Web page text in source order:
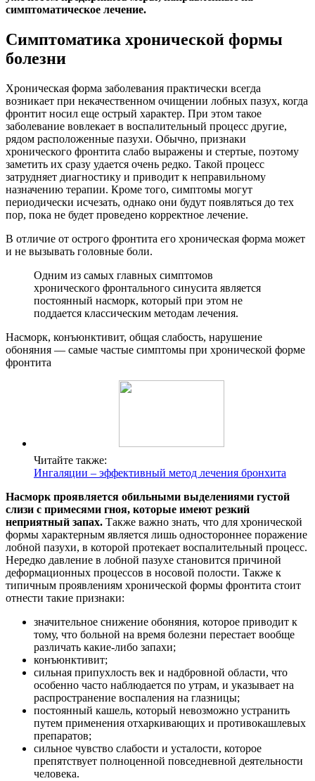
симптоматическое лечение.
Симптоматика хронической формы
болезни
Хроническая форма заболевания практически всегда
возникает при некачественном очищении лобных пазух, когда
фронтит носил еще острый характер. При этом такое
заболевание вовлекает в воспалительный процесс другие,
рядом расположенные пазухи. Обычно, признаки
хронического фронтита слабо выражены и стертые, поэтому
заметить их сразу удается очень редко. Такой процесс
затрудняет диагностику и приводит к неправильному
назначению терапии. Кроме того, симптомы могут
периодически исчезать, однако они будут появляться до тех
пор, пока не будет проведено корректное лечение.
В отличие от острого фронтита его хроническая форма может
и не вызывать головные боли.
Одним из самых главных симптомов
хронического фронтального синусита является
постоянный насморк, который при этом не
поддается классическим методам лечения.
Насморк, конъюнктивит, общая слабость, нарушение
обоняния — самые частые симптомы при хронической форме
фронтита
Читайте также:
Ингаляции – эффективный метод лечения бронхита
Насморк проявляется обильными выделениями густой
слизи с примесями гноя, которые имеют резкий
неприятный запах. Также важно знать, что для хронической
формы характерным является лишь одностороннее поражение
лобной пазухи, в которой протекает воспалительный процесс.
Нередко давление в лобной пазухе становится причиной
деформационных процессов в носовой полости. Также к
типичным проявлениям хронической формы фронтита стоит
отнести такие признаки:
значительное снижение обоняния, которое приводит к
тому, что больной на время болезни перестает вообще
различать какие-либо запахи;
конъюнктивит;
сильная припухлость век и надбровной области, что
особенно часто наблюдается по утрам, и указывает на
распространение воспаления на глазницы;
постоянный кашель, который невозможно устранить
путем применения отхаркивающих и противокашлевых
препаратов;
сильное чувство слабости и усталости, которое
препятствует полноценной повседневной деятельности
человека.